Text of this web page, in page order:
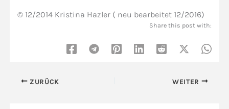
© 12/2014 Kristina Hazler ( neu bearbeitet 12/2016)
Share this post with:
ZURÜCK WEITER